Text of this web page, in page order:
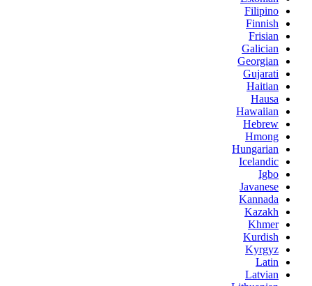
Filipino
Finnish
Frisian
Galician
Georgian
Gujarati
Haitian
Hausa
Hawaiian
Hebrew
Hmong
Hungarian
Icelandic
Igbo
Javanese
Kannada
Kazakh
Khmer
Kurdish
Kyrgyz
Latin
Latvian